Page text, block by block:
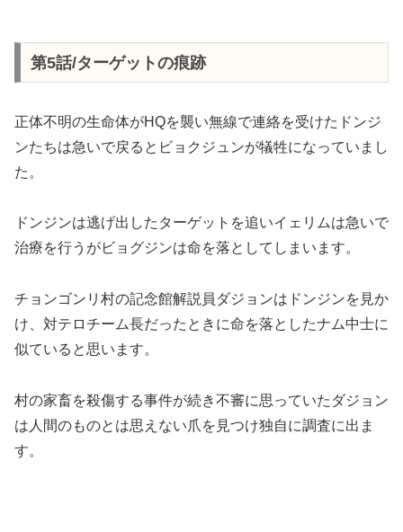
第5話/ターゲットの痕跡
正体不明の生命体がHQを襲い無線で連絡を受けたドンジ
ンたちは急いで戻るとビョクジュンが犠牲になっていまし
た。
ドンジンは逃げ出したターゲットを追いイェリムは急いで
治療を行うがビョグジンは命を落としてしまいます。
チョンゴンリ村の記念館解説員ダジョンはドンジンを見か
け、対テロチーム長だったときに命を落としたナム中士に
似ていると思います。
村の家畜を殺傷する事件が続き不審に思っていたダジョン
は人間のものとは思えない爪を見つけ独自に調査に出ま
す。